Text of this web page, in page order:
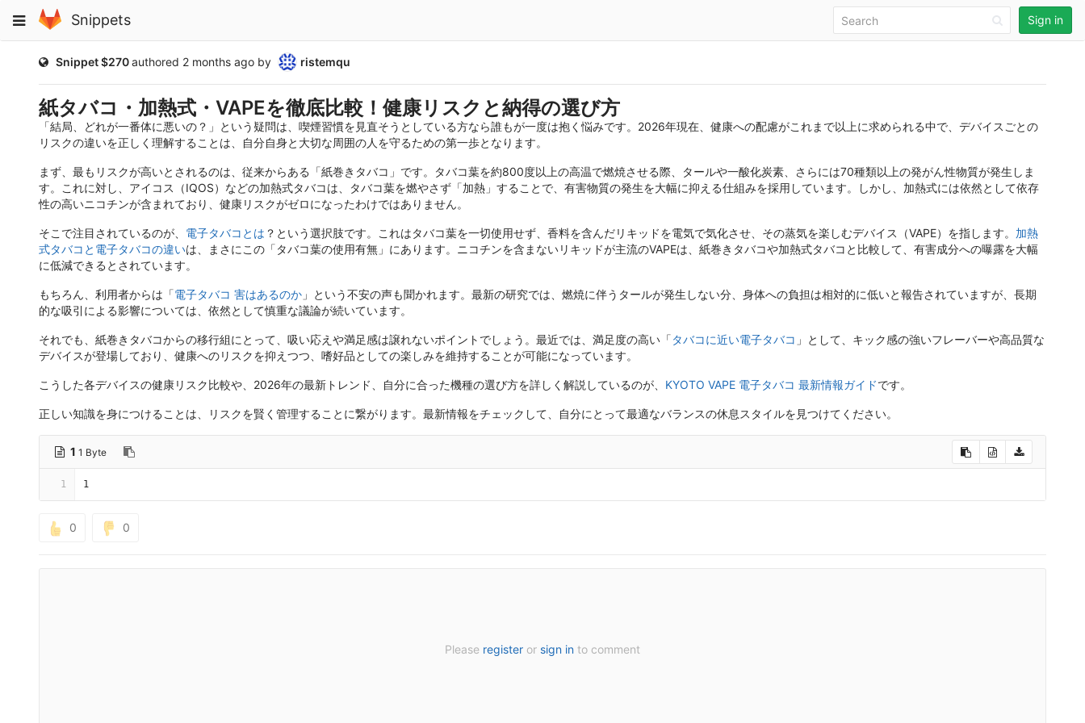
to
content
Toggle
navigation
Snippets Sign in
PublicSnippet $270authored 2 months ago by ristemqu
紙タバコ・加熱式・VAPEを徹底比較！健康リスクと納得の選び方
「結局、どれが一番体に悪いの？」という疑問は、喫煙習慣を見直そうとしている方なら誰もが一度は抱く悩みです。2026年現在、健康への配慮がこれまで以上に求められる中で、デバイスごとの
リスクの違いを正しく理解することは、自分自身と大切な周囲の人を守るための第一歩となります。
まず、最もリスクが高いとされるのは、従来からある「紙巻きタバコ」です。タバコ葉を約800度以上の高温で燃焼させる際、タールや一酸化炭素、さらには70種類以上の発がん性物質が発生しま
す。これに対し、アイコス（IQOS）などの加熱式タバコは、タバコ葉を燃やさず「加熱」することで、有害物質の発生を大幅に抑える仕組みを採用しています。しかし、加熱式には依然として依存
性の高いニコチンが含まれており、健康リスクがゼロになったわけではありません。
そこで注目されているのが、 電子タバコとは ？という選択肢です。これはタバコ葉を一切使用せず、香料を含んだリキッドを電気で気化させ、その蒸気を楽しむデバイス（VAPE）を指します。 加熱
式タバコと電子タバコの違いは、まさにこの「タバコ葉の使用有無」にあります。ニコチンを含まないリキッドが主流のVAPEは、紙巻きタバコや加熱式タバコと比較して、有害成分への曝露を大幅
に低減できるとされています。
もちろん、利用者からは「電子タバコ 害はあるのか 」という不安の声も聞かれます。最新の研究では、燃焼に伴うタールが発生しない分、身体への負担は相対的に低いと報告されていますが、長期
的な吸引による影響については、依然として慎重な議論が続いています。
それでも、紙巻きタバコからの移行組にとって、吸い応えや満足感は譲れないポイントでしょう。最近では、満足度の高い「タバコに近い電子タバコ 」として、キック感の強いフレーバーや高品質な
デバイスが登場しており、健康へのリスクを抑えつつ、嗜好品としての楽しみを維持することが可能になっています。
こうした各デバイスの健康リスク比較や、2026年の最新トレンド、自分に合った機種の選び方を詳しく解説しているのが、 KYOTO VAPE 電子タバコ 最新情報ガイドです。
正しい知識を身につけることは、リスクを賢く管理することに繋がります。最新情報をチェックして、自分にとって最適なバランスの休息スタイルを見つけてください。
1 1 Byte
1 1
0 0
Please register or sign in to comment